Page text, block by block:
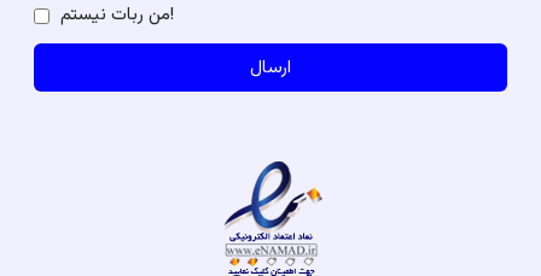
من ربات نیستم!
ارسال